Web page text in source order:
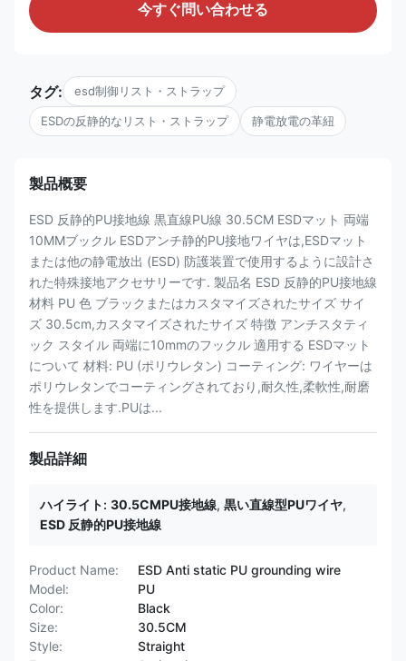
今すぐ問い合わせる
タグ: esd制御リスト・ストラップ
ESDの反静的なリスト・ストラップ 静電放電の革紐
製品概要
ESD 反静的PU接地線 黒直線PU線 30.5CM ESDマット 両端
10MMブックル ESDアンチ静的PU接地ワイヤは,ESDマット
または他の静電放出 (ESD) 防護装置で使用するように設計さ
れた特殊接地アクセサリーです. 製品名 ESD 反静的PU接地線
材料 PU 色 ブラックまたはカスタマイズされたサイズ サイ
ズ 30.5cm,カスタマイズされたサイズ 特徴 アンチスタティ
ック スタイル 両端に10mmのフックル 適用する ESDマット
について 材料: PU (ポリウレタン) コーティング: ワイヤーは
ポリウレタンでコーティングされており,耐久性,柔軟性,耐磨
性を提供します.PUは...
製品詳細
ハイライト: 30.5CMPU接地線, 黒い直線型PUワイヤ,
ESD 反静的PU接地線
Product Name:
ESD Anti static PU grounding wire
Model:
PU
Color:
Black
Size:
30.5CM
Style:
Straight